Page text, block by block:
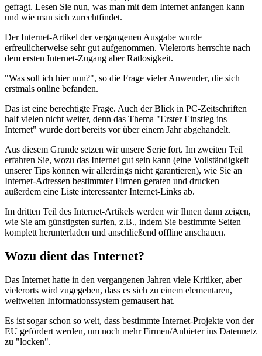
gefragt. Lesen Sie nun, was man mit dem Internet anfangen kann
und wie man sich zurechtfindet.
Der Internet-Artikel der vergangenen Ausgabe wurde
erfreulicherweise sehr gut aufgenommen. Vielerorts herrschte nach
dem ersten Internet-Zugang aber Ratlosigkeit.
"Was soll ich hier nun?", so die Frage vieler Anwender, die sich
erstmals online befanden.
Das ist eine berechtigte Frage. Auch der Blick in PC-Zeitschriften
half vielen nicht weiter, denn das Thema "Erster Einstieg ins
Internet" wurde dort bereits vor über einem Jahr abgehandelt.
Aus diesem Grunde setzen wir unsere Serie fort. Im zweiten Teil
erfahren Sie, wozu das Internet gut sein kann (eine Vollständigkeit
unserer Tips können wir allerdings nicht garantieren), wie Sie an
Internet-Adressen bestimmter Firmen geraten und drucken
außerdem eine Liste interessanter Internet-Links ab.
Im dritten Teil des Internet-Artikels werden wir Ihnen dann zeigen,
wie Sie am günstigsten surfen, z.B., indem Sie bestimmte Seiten
komplett herunterladen und anschließend offline anschauen.
Wozu dient das Internet?
Das Internet hatte in den vergangenen Jahren viele Kritiker, aber
vielerorts wird zugegeben, dass es sich zu einem elementaren,
weltweiten Informationssystem gemausert hat.
Es ist sogar schon so weit, dass bestimmte Internet-Projekte von der
EU gefördert werden, um noch mehr Firmen/Anbieter ins Datennetz
zu "locken".